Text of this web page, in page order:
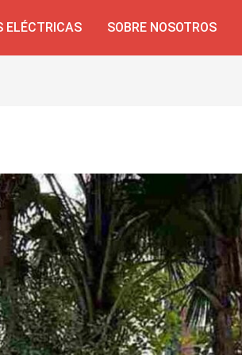
ELÉCTRICAS SOBRE NOSOTROS